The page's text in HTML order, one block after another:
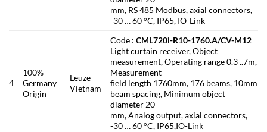
mm, RS 485 Modbus, axial connectors,
-30 … 60 °C, IP65, IO-Link
4
100%
Germany
Origin
Leuze
Vietnam
Code :CML720i-R10-1760.A/CV-M12
Light curtain receiver, Object
measurement, Operating range 0.3 ..7m,
Measurement
field length 1760mm, 176 beams, 10mm
beam spacing, Minimum object
diameter 20
mm, Analog output, axial connectors,
-30 … 60 °C, IP65,IO-Link